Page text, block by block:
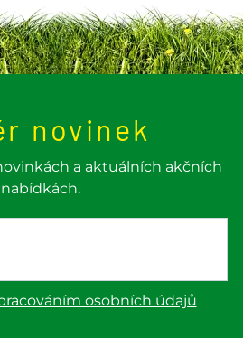
novinek
a aktuálních akčních
nabídkách.
osobních údajů